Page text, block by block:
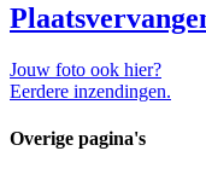
Jouw foto ook hier?
Eerdere inzendingen.
Overige pagina's